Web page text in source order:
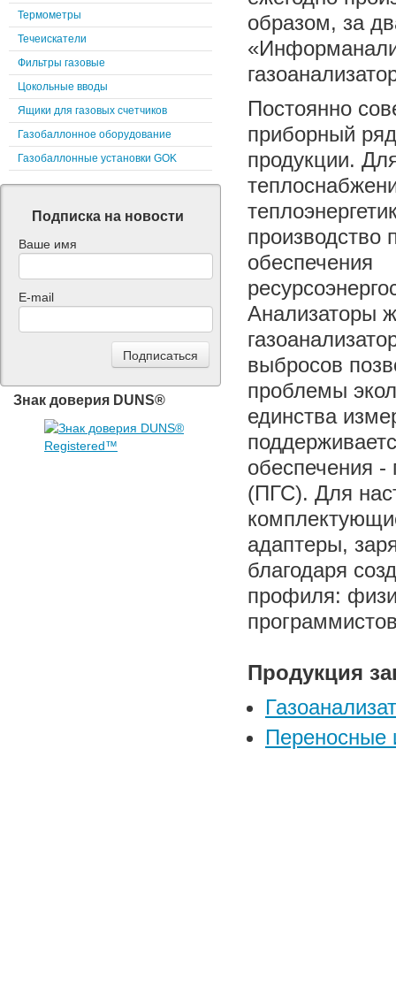
образом, за
Постоянно
приборный
продукции.
производство
обеспечения
Анализаторы
выбросов
проблемы
единства
обеспечения -
(ПГС). Для
адаптеры,
благодаря
профиля:
Продукция
Переносные
Термометры
Течеискатели
Фильтры газовые
Цокольные вводы
Ящики для газовых счетчиков
Газобаллонное оборудование
Газобаллонные установки GOK
Подписка на новости
Ваше имя
E-mail
Знак доверия DUNS®